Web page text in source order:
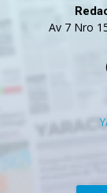
Av 7 Nro